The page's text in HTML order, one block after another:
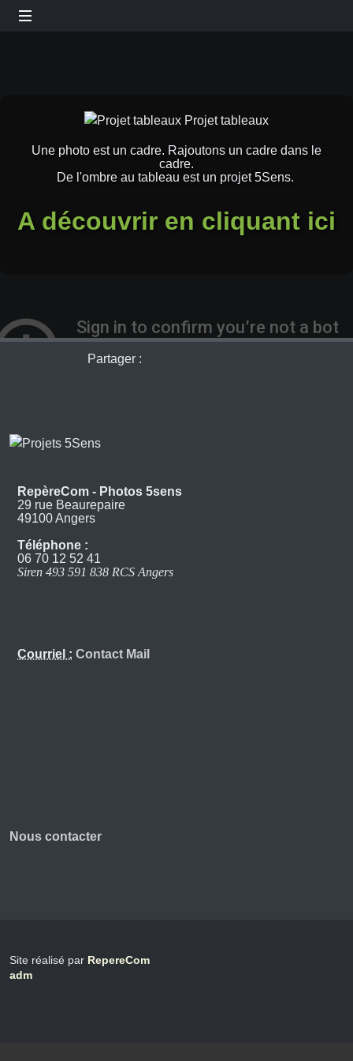
Une photo est un cadre. Rajoutons un cadre dans le
cadre.
De l'ombre au tableau est un projet 5Sens.
A découvrir en cliquant ici
Partager :
RepèreCom - Photos 5sens
29 rue Beaurepaire
49100 Angers
Téléphone :
06 70 12 52 41
Siren 493 591 838 RCS Angers
Courriel : Contact Mail
Nous contacter
Site réalisé par RepereCom
adm